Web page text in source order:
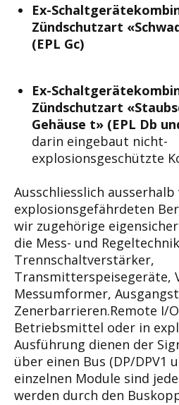
Ex-
Zündschutzart
(EPL Gc)
Ex-
Zündschutzart
Gehäuse t» (EPL Db
darin eingebaut nicht-
explosionsgeschützte
Ausschliesslich ausserhalb
explosionsgefährdeten
wir zugehörige
die Mess- und
Trennschaltverstärker,
Transmitterspeisegeräte,
Messumformer,
Zenerbarrieren.Remote I/
Betriebsmittel oder in
Ausführung dienen der
über einen Bus (DP/DPV1
einzelnen Module sind
werden durch den